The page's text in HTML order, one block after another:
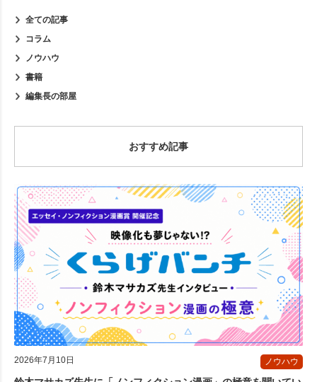
全ての記事
コラム
ノウハウ
書籍
編集長の部屋
おすすめ記事
2026年7月10日 ノウハウ